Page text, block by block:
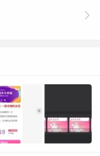
景图片完全覆盖
